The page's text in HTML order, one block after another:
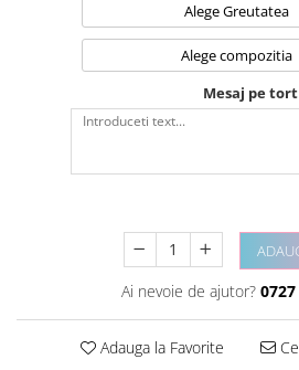
Alege Greutatea
Alege compozitia
Mesaj pe tort
Ai nevoie de ajutor?
Adauga la Favorite